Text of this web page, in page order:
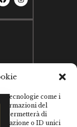
tecnologie come i
del
permetterà di
o ID unici